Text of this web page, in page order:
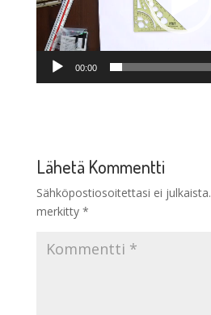
00:00
Lähetä Kommentti
Sähköpostiosoitettasi ei julkaista.
merkitty *